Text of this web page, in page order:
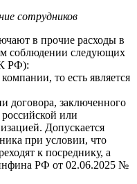
сотрудников
в прочие расходы в
соблюдении следующих
РФ):
то есть является
договора, заключенного
или
Допускается
при условии, что
к посреднику, а
РФ от 02.06.2025 №